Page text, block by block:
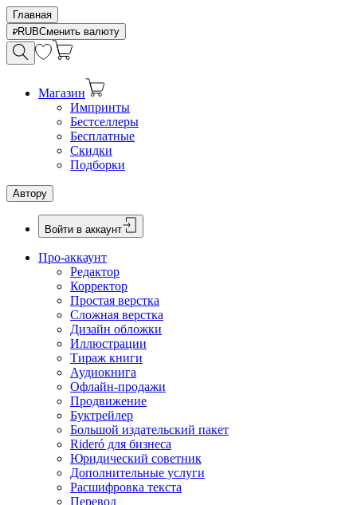
Главная
RUBСменить валюту
Магазин
Импринты
Бестселлеры
Бесплатные
Скидки
Подборки
Автору
Войти в аккаунт
Про-аккаунт
Редактор
Корректор
Простая верстка
Сложная верстка
Дизайн обложки
Иллюстрации
Тираж книги
Аудиокнига
Офлайн-продажи
Продвижение
Буктрейлер
Большой издательский пакет
Rideró для бизнеса
Юридический советник
Дополнительные услуги
Расшифровка текста
Перевод